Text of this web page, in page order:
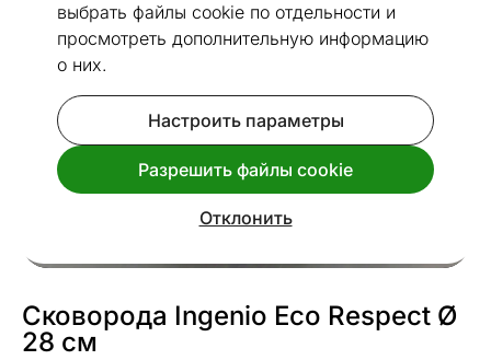
выбрать файлы cookie по отдельности и
просмотреть дополнительную информацию
о них.
Настроить параметры
Разрешить файлы cookie
Отклонить
Сковорода Ingenio Eco Respect Ø
28 см